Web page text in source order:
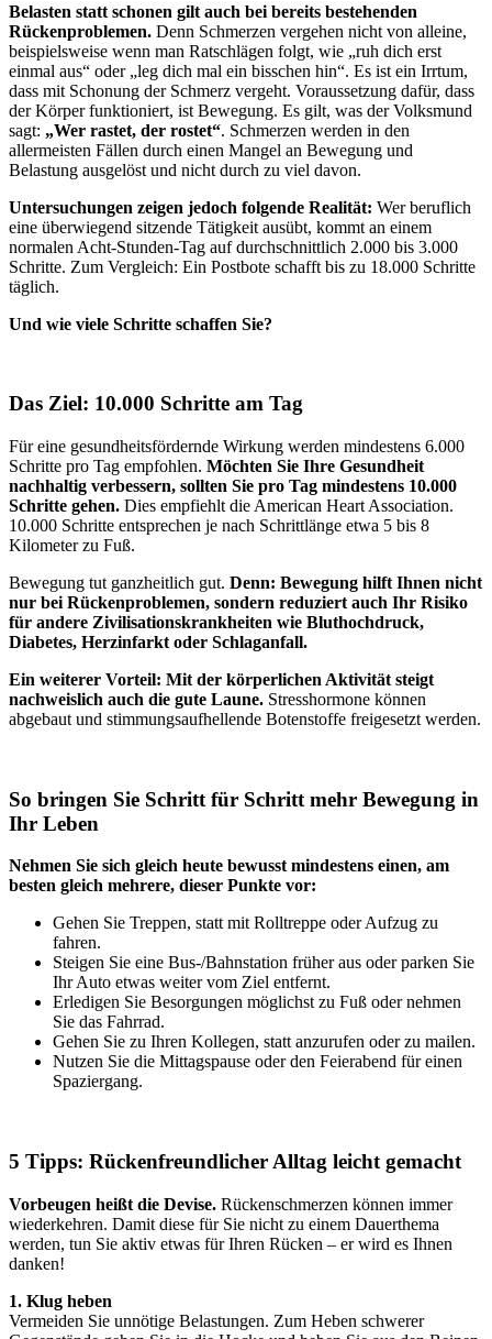
Belasten statt schonen gilt auch bei bereits bestehenden
Rückenproblemen. Denn Schmerzen vergehen nicht von alleine,
beispielsweise wenn man Ratschlägen folgt, wie „ruh dich erst
einmal aus“ oder „leg dich mal ein bisschen hin“. Es ist ein Irrtum,
dass mit Schonung der Schmerz vergeht. Voraussetzung dafür, dass
der Körper funktioniert, ist Bewegung. Es gilt, was der Volksmund
sagt: „Wer rastet, der rostet“. Schmerzen werden in den
allermeisten Fällen durch einen Mangel an Bewegung und
Belastung ausgelöst und nicht durch zu viel davon.
Untersuchungen zeigen jedoch folgende Realität: Wer beruflich
eine überwiegend sitzende Tätigkeit ausübt, kommt an einem
normalen Acht-Stunden-Tag auf durchschnittlich 2.000 bis 3.000
Schritte. Zum Vergleich: Ein Postbote schafft bis zu 18.000 Schritte
täglich.
Und wie viele Schritte schaffen Sie?
Das Ziel: 10.000 Schritte am Tag
Für eine gesundheitsfördernde Wirkung werden mindestens 6.000
Schritte pro Tag empfohlen. Möchten Sie Ihre Gesundheit
nachhaltig verbessern, sollten Sie pro Tag mindestens 10.000
Schritte gehen. Dies empfiehlt die American Heart Association.
10.000 Schritte entsprechen je nach Schrittlänge etwa 5 bis 8
Kilometer zu Fuß.
Bewegung tut ganzheitlich gut. Denn: Bewegung hilft Ihnen nicht
nur bei Rückenproblemen, sondern reduziert auch Ihr Risiko
für andere Zivilisationskrankheiten wie Bluthochdruck,
Diabetes, Herzinfarkt oder Schlaganfall.
Ein weiterer Vorteil: Mit der körperlichen Aktivität steigt
nachweislich auch die gute Laune. Stresshormone können
abgebaut und stimmungsaufhellende Botenstoffe freigesetzt werden.
So bringen Sie Schritt für Schritt mehr Bewegung in
Ihr Leben
Nehmen Sie sich gleich heute bewusst mindestens einen, am
besten gleich mehrere, dieser Punkte vor:
Gehen Sie Treppen, statt mit Rolltreppe oder Aufzug zu
fahren.
Steigen Sie eine Bus-/Bahnstation früher aus oder parken Sie
Ihr Auto etwas weiter vom Ziel entfernt.
Erledigen Sie Besorgungen möglichst zu Fuß oder nehmen
Sie das Fahrrad.
Gehen Sie zu Ihren Kollegen, statt anzurufen oder zu mailen.
Nutzen Sie die Mittagspause oder den Feierabend für einen
Spaziergang.
5 Tipps: Rückenfreundlicher Alltag leicht gemacht
Vorbeugen heißt die Devise. Rückenschmerzen können immer
wiederkehren. Damit diese für Sie nicht zu einem Dauerthema
werden, tun Sie aktiv etwas für Ihren Rücken – er wird es Ihnen
danken!
1. Klug heben
Vermeiden Sie unnötige Belastungen. Zum Heben schwerer